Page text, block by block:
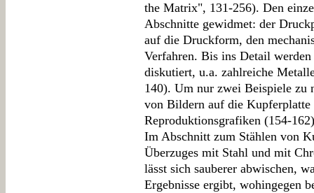
the Matrix", 131-256). Den
Abschnitte gewidmet: der
auf die Druckform, den
Verfahren. Bis ins Detail
diskutiert, u.a. zahlreiche
140). Um nur zwei Beispiele zu
von Bildern auf die
Reproduktionsgrafiken (154-
Im Abschnitt zum Stählen von
Überzuges mit Stahl und mit
lässt sich sauberer abwischen,
Ergebnisse ergibt, wohingegen